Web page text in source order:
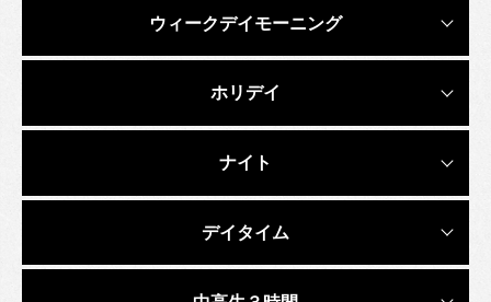
ウィークデイモーニング
ホリデイ
ナイト
デイタイム